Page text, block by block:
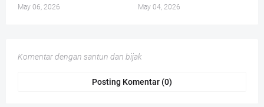
May 06, 2026 May 04, 2026
Komentar dengan santun dan bijak
Posting Komentar (0)